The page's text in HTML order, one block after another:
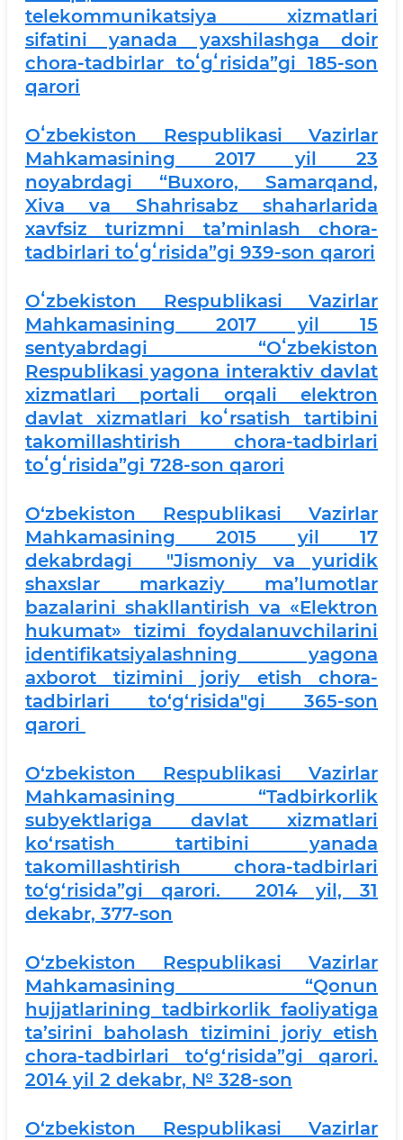
telekommunikatsiya xizmatlari
sifatini yanada yaxshilashga doir
chora-tadbirlar toʻgʻrisida”gi 185-son
qarori
Oʻzbekiston Respublikasi Vazirlar
Mahkamasining 2017 yil 23
noyabrdagi “Buxoro, Samarqand,
Xiva va Shahrisabz shaharlarida
xavfsiz turizmni taʼminlash chora-
tadbirlari toʻgʻrisida”gi 939-son qarori
Oʻzbekiston Respublikasi Vazirlar
Mahkamasining 2017 yil 15
sentyabrdagi “Oʻzbekiston
Respublikasi yagona interaktiv davlat
xizmatlari portali orqali elektron
davlat xizmatlari koʻrsatish tartibini
takomillashtirish chora-tadbirlari
toʻgʻrisida”gi 728-son qarori
O‘zbekiston Respublikasi Vazirlar
Mahkamasining 2015 yil 17
dekabrdagi "Jismoniy va yuridik
shaxslar markaziy ma’lumotlar
bazalarini shakllantirish va «Elektron
hukumat» tizimi foydalanuvchilarini
identifikatsiyalashning yagona
axborot tizimini joriy etish chora-
tadbirlari to‘g‘risida"gi 365-son
qarori
O‘zbekiston Respublikasi Vazirlar
Mahkamasining “Tadbirkorlik
subyektlariga davlat xizmatlari
ko‘rsatish tartibini yanada
takomillashtirish chora-tadbirlari
to‘g‘risida”gi qarori. 2014 yil, 31
dekabr, 377-son
O‘zbekiston Respublikasi Vazirlar
Mahkamasining “Qonun
hujjatlarining tadbirkorlik faoliyatiga
ta’sirini baholash tizimini joriy etish
chora-tadbirlari to‘g‘risida”gi qarori.
2014 yil 2 dekabr, № 328-son
O‘zbekiston Respublikasi Vazirlar